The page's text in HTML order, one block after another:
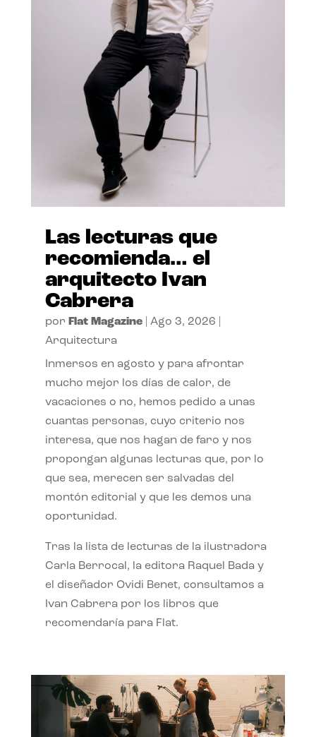
Las lecturas que
recomienda… el
arquitecto Ivan
Cabrera
por Flat Magazine| Ago 3, 2026
Arquitectura
Inmersos en agosto y para afrontar
mucho mejor los días de calor, de
vacaciones o no, hemos pedido a unas
cuantas personas, cuyo criterio nos
interesa, que nos hagan de faro y nos
propongan algunas lecturas que, por lo
que sea, merecen ser salvadas del
montón editorial y que les demos una
oportunidad.
Tras la lista de lecturas de la ilustradora
Carla Berrocal, la editora Raquel Bada y
el diseñador Ovidi Benet, consultamos a
Ivan Cabrera por los libros que
recomendaría para Flat.